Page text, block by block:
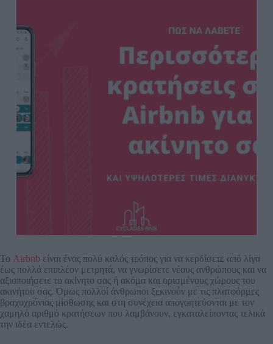
Το Airbnb είναι ένας πολύ καλός τρόπος για να κερδίσετε από λίγα
έως πολλά επιπλέον μετρητά, να γνωρίσετε νέους ανθρώπους και να
αξιοποιήσετε το ακίνητο σας ή ακόμα και ορισμένους χώρους του
ακινήτου σας. Όμως πολλοί άνθρωποι ξεκινούν με τις πλατφόρμες
βραχυχρόνιας μίσθωσης και στη συνέχεια απογοητεύονται με τον
χαμηλό αριθμό κρατήσεων που λαμβάνουν, εγκαταλείποντας τελικά
την ιδέα εντελώς.